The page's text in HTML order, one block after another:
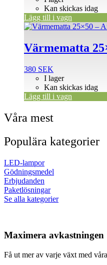
Kan skickas idag
Lägg till i vagn
Värmematta
380 SEK
I lager
Kan skickas idag
Lägg till i vagn
Våra mest
Populära kategorier
LED-lampor
Gödningsmedel
Erbjudanden
Paketlösningar
Se alla kategorier
Maximera avkastningen
Få ut mer av varje växt med